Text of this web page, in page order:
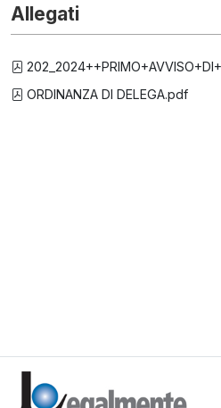
Allegati
ORDINANZA DI DELEGA.pdf